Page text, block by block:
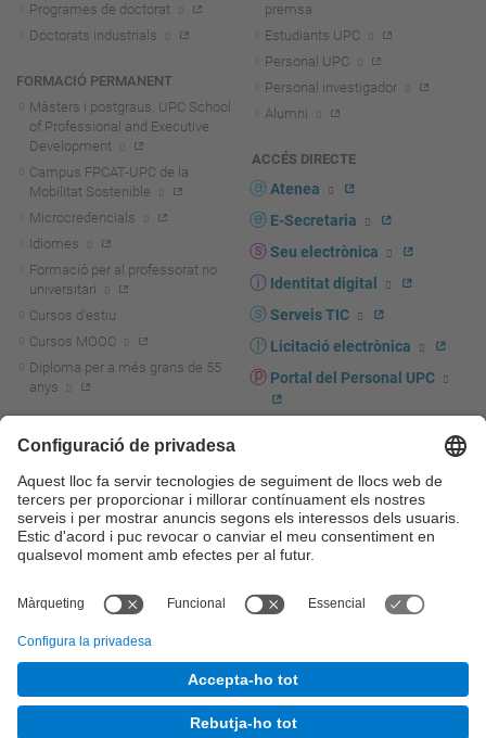
Programes de doctorat
Doctorats industrials
FORMACIÓ PERMANENT
Màsters i postgraus. UPC School
of Professional and Executive
Development
Campus FPCAT-UPC de la
Mobilitat Sostenible
Microcredencials
Idiomes
Formació per al professorat no
universitari
Cursos d'estiu
Cursos MOOC
Diploma per a més grans de 55
anys
Actualitat R+D+I
La recerca a la UPC
La transferència, l'emprenedoria i
la innovació a la UPC
Foment i suport a la recerca
transferència, l'emprenedoria i la
Serveis per a empreses
premsa
Estudiants UPC
Personal UPC
Personal investigador
Alumni
ACCÉS DIRECTE
Atenea
E-Secretaria
Seu electrònica
Identitat digital
Serveis TIC
Licitació electrònica
Portal del Personal UPC
UPCshop, marxandatge
Sala de premsa
Seguretat i salut
Autoprotecció i emergències